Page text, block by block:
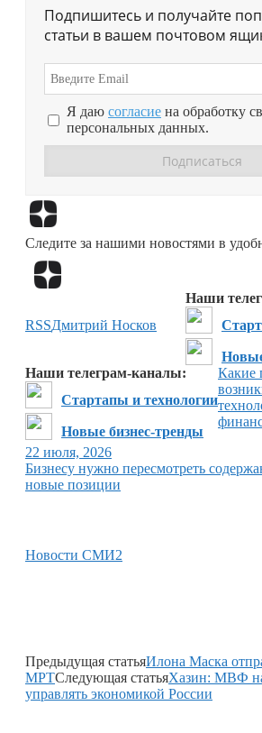
Подпишитесь и получайте
статьи в вашем почтовом
Я даю согласие на обработку
персональных данных.
Следите за нашими новостями в
Наши
Наши телеграм-каналы:
Стартапы и технологии
Новые бизнес-тренды
RSSДмитрий Носков
Какие
22 июля, 2026
Бизнесу нужно пересмотреть
новые позиции
Новости СМИ2
Предыдущая статьяИлона Маска
МРТСледующая статьяХазин: МВФ
управлять экономикой России